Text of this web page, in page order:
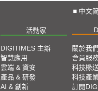
■ 中文
活動家
DIGITIMES 主辦
智慧應用
雲端 & 資安
產品 & 研發
AI & 創新
關於我們
會員服
科技椽
科技產
訂閱